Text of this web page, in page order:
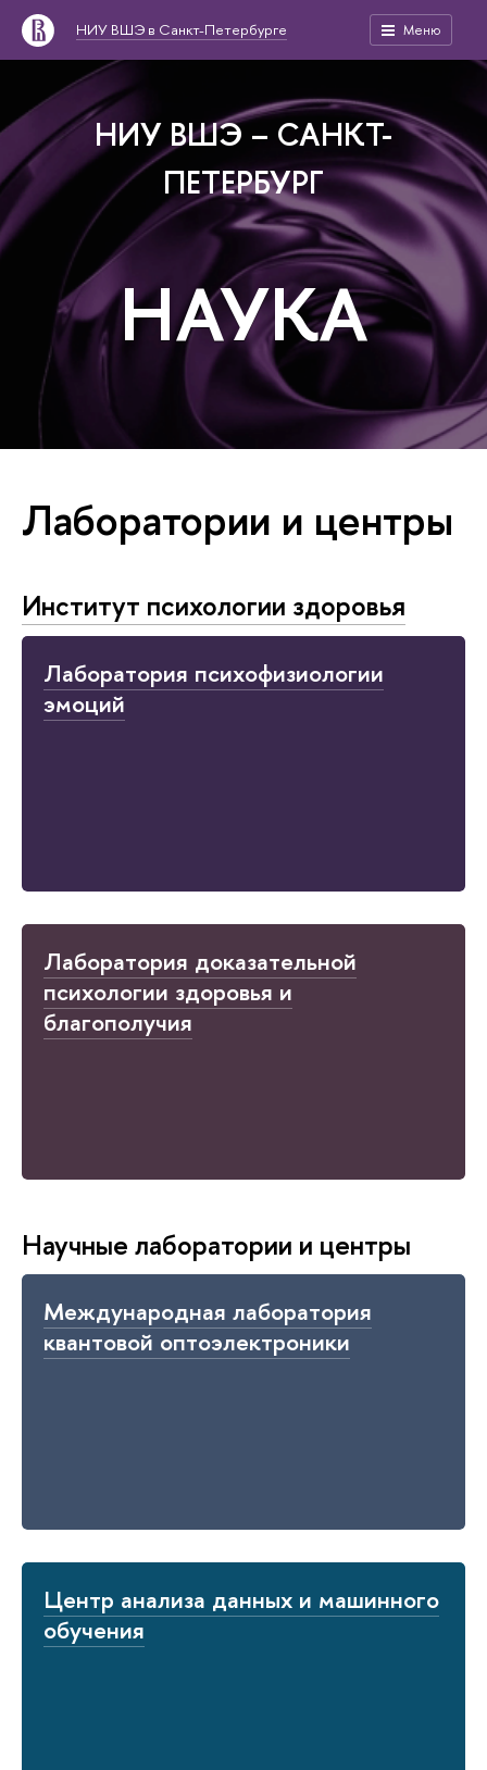
НИУ ВШЭ в Санкт-Петербурге Меню
НИУ ВШЭ – САНКТ-
ПЕТЕРБУРГ
НАУКА
Лаборатории и центры
Институт психологии здоровья
Лаборатория психофизиологии
эмоций
Лаборатория доказательной
психологии здоровья и
благополучия
Научные лаборатории и центры
Международная лаборатория
квантовой оптоэлектроники
Центр анализа данных и машинного
обучения